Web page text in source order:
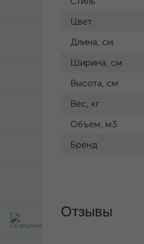
Цвет
Длина, см
Ширина, см
Высота, см
Вес, кг
Объем, м3
Бренд
Отзывы